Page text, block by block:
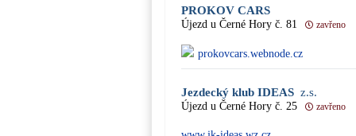
PROKOV CARS
Újezd u Černé Hory č. 81 zavřeno
prokovcars.webnode.cz
Jezdecký klub IDEAS z.s.
Újezd u Černé Hory č. 25 zavřeno